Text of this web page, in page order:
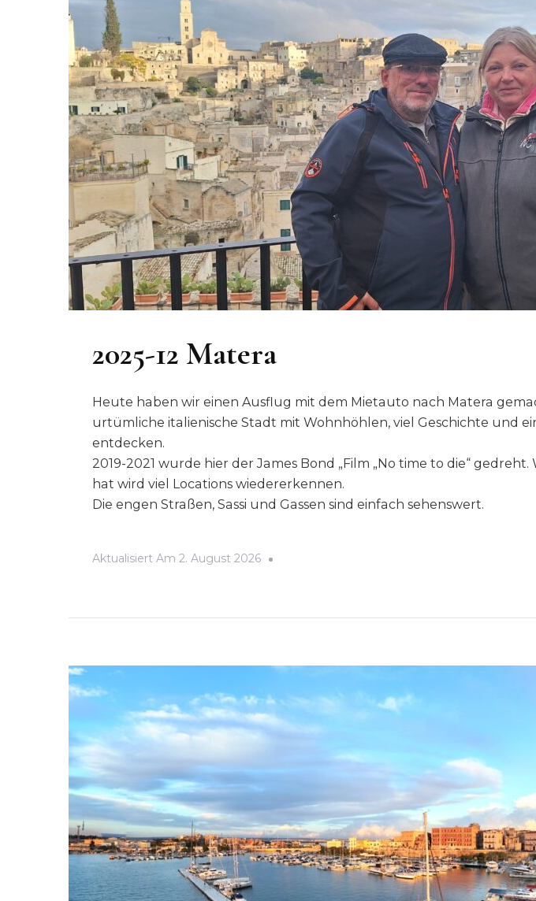
2025-12 Matera
Heute haben wir einen Ausflug mit dem Mietauto nach Matera
urtümliche italienische Stadt mit Wohnhöhlen, viel Geschichte und
entdecken.
2019-2021 wurde hier der James Bond „Film „No time to die“ gedreht.
hat wird viel Locations wiedererkennen.
Die engen Straßen, Sassi und Gassen sind einfach sehenswert.
Aktualisiert Am 2. August 2026